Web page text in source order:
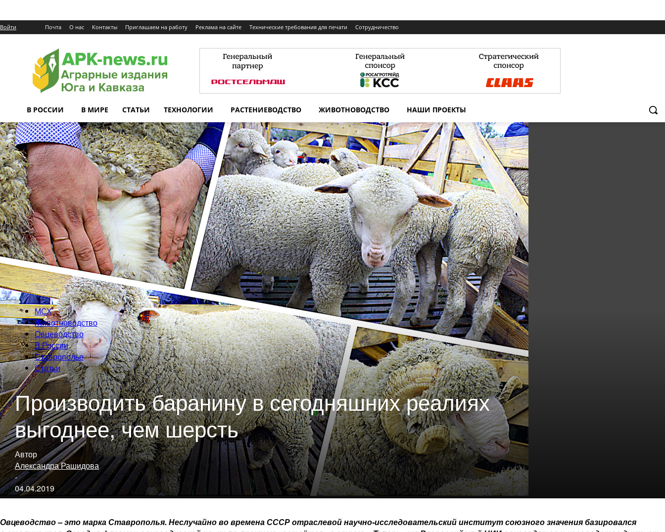
Войти Почта О нас Контакты Приглашаем на работу Реклама на сайте Технические требования для печати Сотрудничество
В РОССИИ В МИРЕ СТАТЬИ ТЕХНОЛОГИИ РАСТЕНИЕВОДСТВО ЖИВОТНОВОДСТВО НАШИ ПРОЕКТЫ
МСХ
Животноводство
Овцеводство
В России
Ставрополье
Статьи
Производить баранину в сегодняшних реалиях
выгоднее, чем шерсть
Автор
Александра Рашидова
-
04.04.2019
Овцеводство – ​это марка Ставрополья. Неслучайно во времена СССР отраслевой научно-­исследовательский институт союзного значения базировался